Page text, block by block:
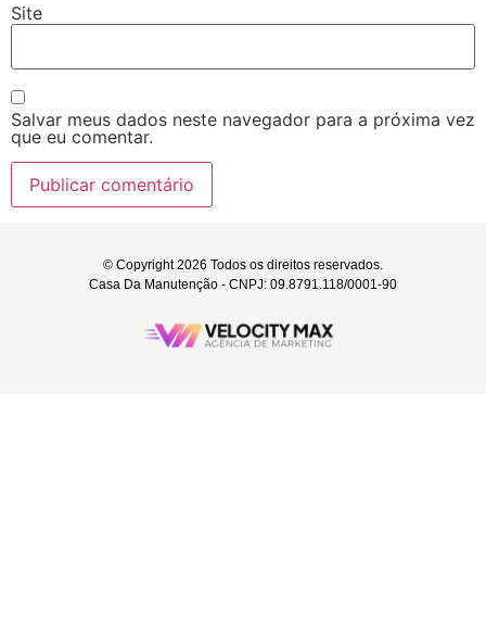
Site
Salvar meus dados neste navegador para a próxima vez
que eu comentar.
© Copyright 2026 Todos os direitos reservados.
Casa Da Manutenção - CNPJ: 09.8791.118/0001-90